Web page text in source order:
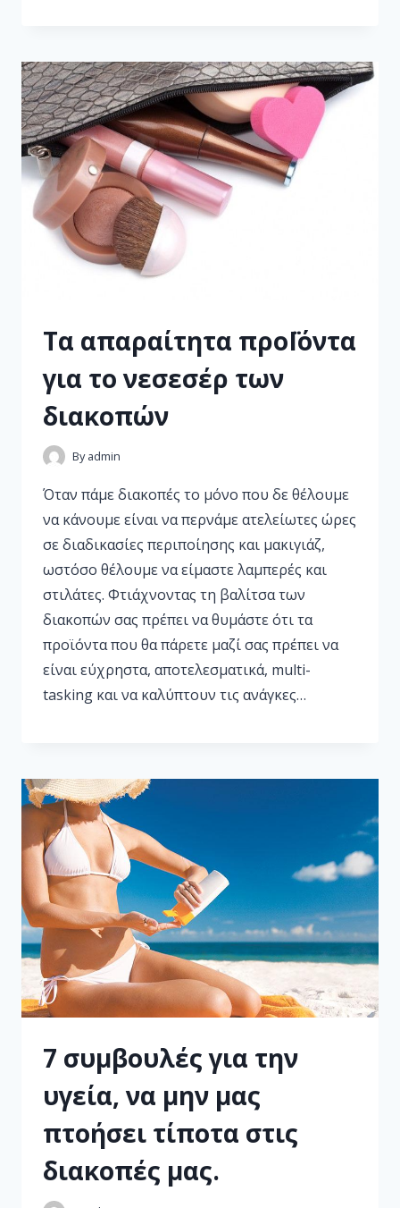
Τα απαραίτητα προΪόντα
για το νεσεσέρ των
διακοπών
By admin
Όταν πάμε διακοπές το μόνο που δε θέλουμε
να κάνουμε είναι να περνάμε ατελείωτες ώρες
σε διαδικασίες περιποίησης και μακιγιάζ,
ωστόσο θέλουμε να είμαστε λαμπερές και
στιλάτες. Φτιάχνοντας τη βαλίτσα των
διακοπών σας πρέπει να θυμάστε ότι τα
προϊόντα που θα πάρετε μαζί σας πρέπει να
είναι εύχρηστα, αποτελεσματικά, multi-
tasking και να καλύπτουν τις ανάγκες…
7 συμβουλές για την
υγεία, να μην μας
πτοήσει τίποτα στις
διακοπές μας.